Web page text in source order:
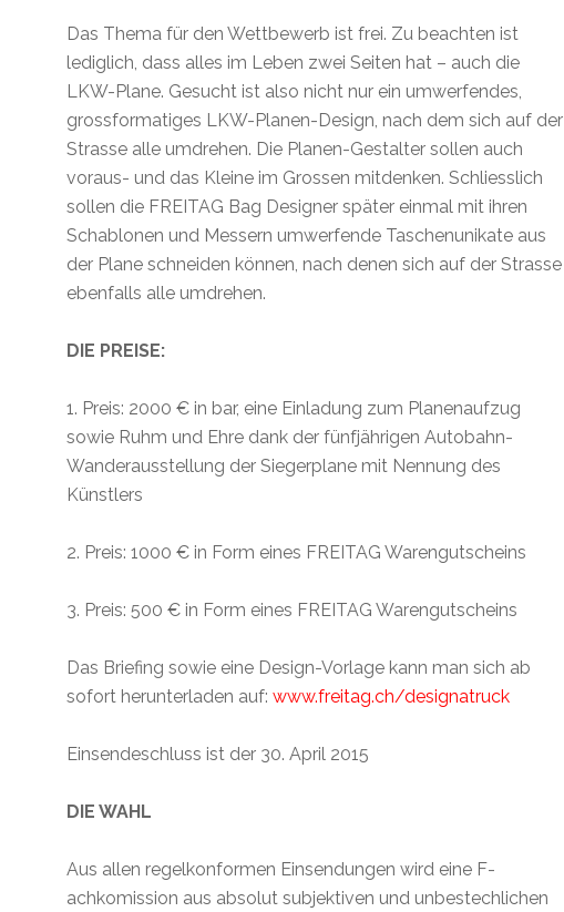
Das Thema für den Wettbewerb ist frei. Zu beachten ist
lediglich, dass alles im Leben zwei Seiten hat – auch die
LKW-Plane. Gesucht ist also nicht nur ein umwerfendes,
grossformatiges LKW-Planen-Design, nach dem sich auf der
Strasse alle umdrehen. Die Planen-Gestalter sollen auch
voraus- und das Kleine im Grossen mitdenken. Schliesslich
sollen die FREITAG Bag Designer später einmal mit ihren
Schablonen und Messern umwerfende Taschenunikate aus
der Plane schneiden können, nach denen sich auf der Strasse
ebenfalls alle umdrehen.
DIE PREISE:
1. Preis: 2000 € in bar, eine Einladung zum Planenaufzug
sowie Ruhm und Ehre dank der fünfjährigen Autobahn-
Wanderausstellung der Siegerplane mit Nennung des
Künstlers
2. Preis: 1000 € in Form eines FREITAG Warengutscheins
3. Preis: 500 € in Form eines FREITAG Warengutscheins
Das Briefing sowie eine Design-Vorlage kann man sich ab
sofort herunterladen auf: www.freitag.ch/designatruck
Einsendeschluss ist der 30. April 2015
DIE WAHL
Aus allen regelkonformen Einsendungen wird eine F-
achkomission aus absolut subjektiven und unbestechlichen